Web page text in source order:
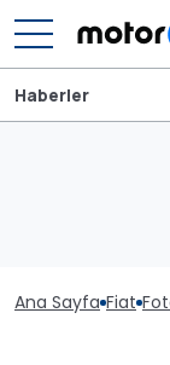
Haberler
Ana Sayfa Fiat